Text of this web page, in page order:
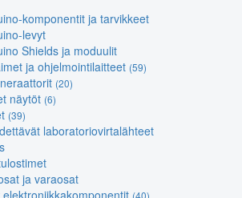
komponentit ja tarvikkeet
levyt
Shields ja moduulit
ja ohjelmointilaitteet (59)
(20)
näytöt (6)
(39)
laboratoriovirtalähteet
ja varaosat